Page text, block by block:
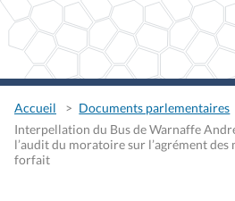
Accueil
Documents parlementaires
Interpellation du Bus de Warnaffe
l’audit du moratoire sur l’agrément des
forfait